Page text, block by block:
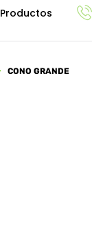
Productos
CONO GRANDE